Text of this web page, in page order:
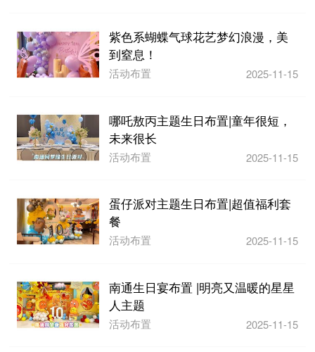
紫色系蝴蝶气球花艺梦幻浪漫，美
到窒息！
活动布置 2025-11-15
哪吒敖丙主题生日布置|童年很短，
未来很长
活动布置 2025-11-15
蛋仔派对主题生日布置|超值福利套
餐
活动布置 2025-11-15
南通生日宴布置 |明亮又温暖的星星
人主题
活动布置 2025-11-15